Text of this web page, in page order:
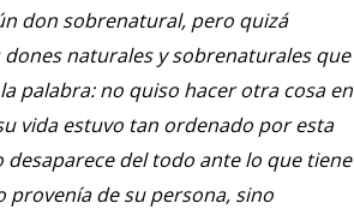
don sobrenatural, pero quizá
naturales y sobrenaturales que
palabra: no quiso hacer otra cosa en
vida estuvo tan ordenado por esta
del todo ante lo que tiene
de su persona, sino